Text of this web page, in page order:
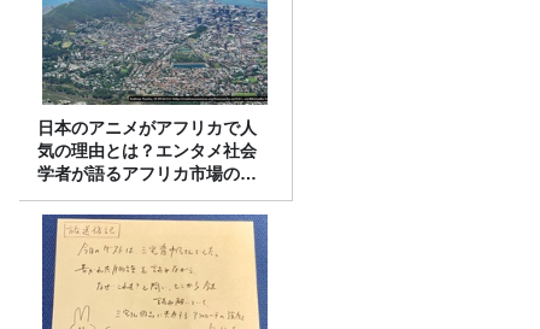
日本のアニメがアフリカで人
気の理由とは？エンタメ社会
学者が語るアフリカ市場のリ
アル